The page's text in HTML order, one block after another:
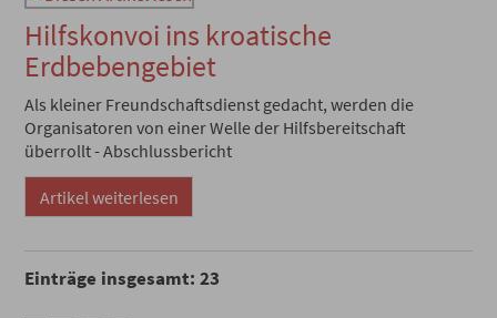
Hilfskonvoi ins kroatische
Erdbebengebiet
Als kleiner Freundschaftsdienst gedacht, werden die
Organisatoren von einer Welle der Hilfsbereitschaft
überrollt - Abschlussbericht
Artikel weiterlesen
Einträge insgesamt: 23